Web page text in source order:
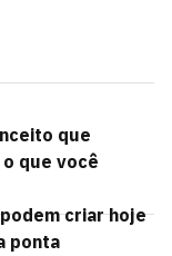
que
que você
criar hoje
ponta